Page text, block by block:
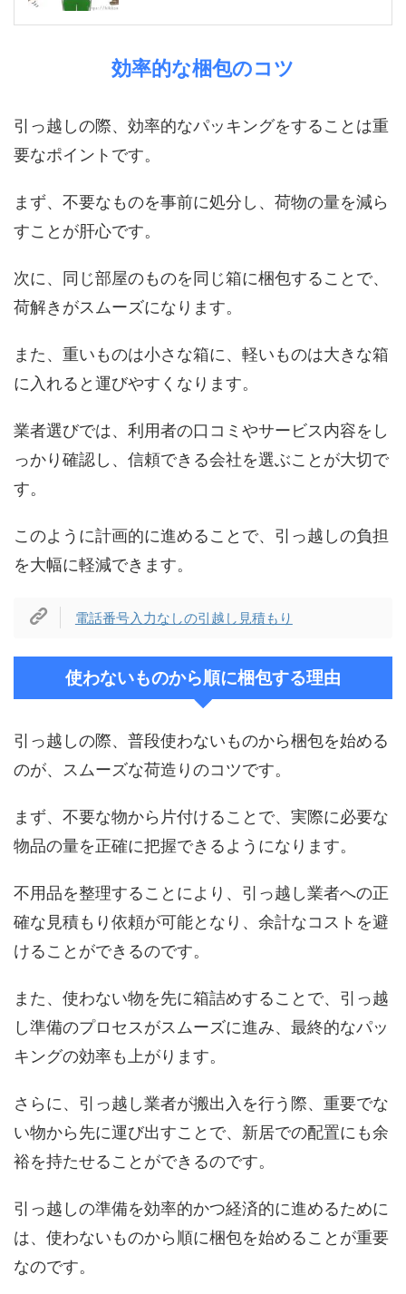
効率的な梱包のコツ
引っ越しの際、効率的なパッキングをすることは重
要なポイントです。
まず、不要なものを事前に処分し、荷物の量を減ら
すことが肝心です。
次に、同じ部屋のものを同じ箱に梱包することで、
荷解きがスムーズになります。
また、重いものは小さな箱に、軽いものは大きな箱
に入れると運びやすくなります。
業者選びでは、利用者の口コミやサービス内容をし
っかり確認し、信頼できる会社を選ぶことが大切で
す。
このように計画的に進めることで、引っ越しの負担
を大幅に軽減できます。
電話番号入力なしの引越し見積もり
使わないものから順に梱包する理由
引っ越しの際、普段使わないものから梱包を始める
のが、スムーズな荷造りのコツです。
まず、不要な物から片付けることで、実際に必要な
物品の量を正確に把握できるようになります。
不用品を整理することにより、引っ越し業者への正
確な見積もり依頼が可能となり、余計なコストを避
けることができるのです。
また、使わない物を先に箱詰めすることで、引っ越
し準備のプロセスがスムーズに進み、最終的なパッ
キングの効率も上がります。
さらに、引っ越し業者が搬出入を行う際、重要でな
い物から先に運び出すことで、新居での配置にも余
裕を持たせることができるのです。
引っ越しの準備を効率的かつ経済的に進めるために
は、使わないものから順に梱包を始めることが重要
なのです。